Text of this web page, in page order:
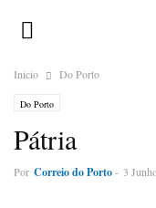
Inicio Do Porto
Do Porto
Pátria
Por Correio do Porto- 3